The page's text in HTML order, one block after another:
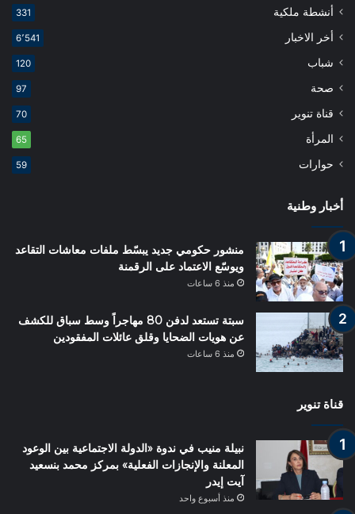
أنشطة ملكية 331
أخر الاخبار 6٬541
شباب 120
صحة 97
قناة تنوير 70
المرأة 65
حوارات 59
أخبار وطنية
منشور حكومي جديد يبسّط ملفات معاشات التقاعد
ويوسّع الاعتماد على الرقمنة
منذ 6 ساعات
سبتة تستعد لدفن 80 مهاجراً وسط سباق للكشف
عن هويات الضحايا وقلق عائلات المفقودين
منذ 6 ساعات
قناة تنوير
نبيلة منيب في ندوة «الدولة الاجتماعية بين الوعود
المعلنة والإنجازات الفعلية» بمركز محمد بنسعيد
آيت إيدر
منذ أسبوع واحد